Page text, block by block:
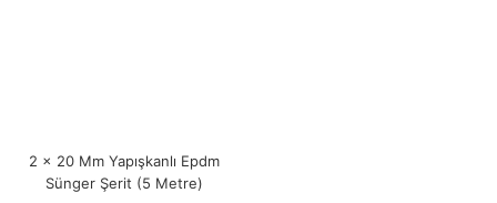
2 x 20 Mm Yapışkanlı Epdm
Sünger Şerit (5 Metre)